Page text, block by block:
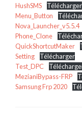
HushSMS
Télécharger
Menu_Button
Nova_Launcher_v5.5.4
Phone_Clone
QuickShortcutMaker
Setting
Télécharger
Test_DPC
MezianiBypass-FRP
Samsung Frp 2020